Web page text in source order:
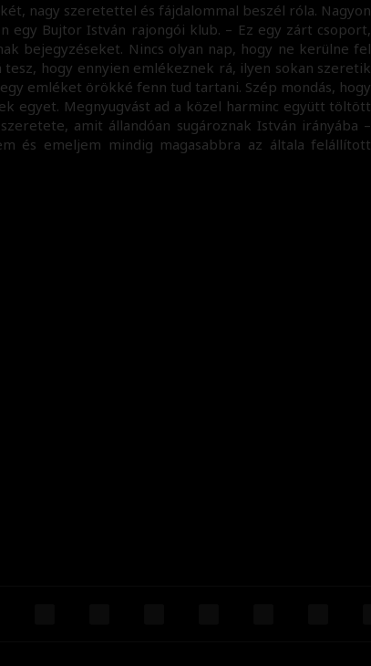
nagy szeretettel és fájdalommal beszél róla. Nagyon
egy Bujtor István rajongói klub. – Ez egy zárt csoport,
bejegyzéseket. Nincs olyan nap, hogy ne kerülne fel
hogy ennyien emlékeznek rá, ilyen sokan szeretik
emléket örökké fenn tud tartani. Szép mondás, hogy
egyet. Megnyugvást ad a közel harminc együtt töltött
amit állandóan sugároznak István irányába –
és emeljem mindig magasabbra az általa felállított